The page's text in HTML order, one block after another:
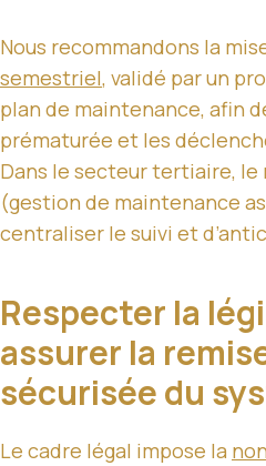
Nous recommandons la
semestriel, validé par un
plan de maintenance, afin
prématurée et les
Dans le secteur tertiaire, le
(gestion de maintenance
centraliser le suivi et
Respecter la
assurer la
sécurisée du
Le cadre légal impose la